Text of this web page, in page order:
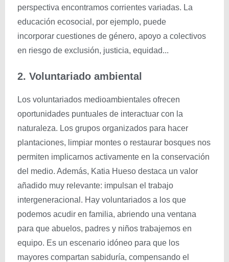
perspectiva encontramos corrientes variadas. La
educación ecosocial, por ejemplo, puede
incorporar cuestiones de género, apoyo a colectivos
en riesgo de exclusión, justicia, equidad...
2. Voluntariado ambiental
Los voluntariados medioambientales ofrecen
oportunidades puntuales de interactuar con la
naturaleza. Los grupos organizados para hacer
plantaciones, limpiar montes o restaurar bosques nos
permiten implicarnos activamente en la conservación
del medio. Además, Katia Hueso destaca un valor
añadido muy relevante: impulsan el trabajo
intergeneracional. Hay voluntariados a los que
podemos acudir en familia, abriendo una ventana
para que abuelos, padres y niños trabajemos en
equipo. Es un escenario idóneo para que los
mayores compartan sabiduría, compensando el